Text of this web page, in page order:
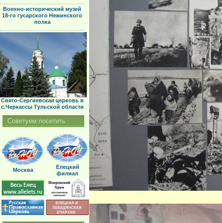
Военно-исторический музей
18-го гусарского Нежинского
полка
Свято-Сергиевская церковь в
с.Черкассы Тульской области
Советуем посетить
Москва
Елецкий
филиал